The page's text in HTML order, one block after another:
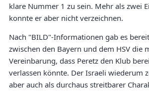
klare Nummer 1 zu sein. Mehr als zwei
konnte er aber nicht verzeichnen.
Nach "BILD"-Informationen gab es
zwischen den Bayern und dem HSV die
Vereinbarung, dass Peretz den Klub
verlassen könnte. Der Israeli wiederum
aber auch als durchaus streitbarer